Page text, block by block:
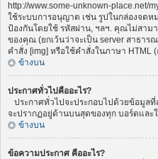
http://www.some-unknown-place.net/
ใช้ระบบการอนุญาต เช่น รูปในกล่องจดห
ป้องกันโดยใช้ รหัสผ่าน, ฯลฯ. คุณไม่สาม
ของคุณ (ยกเว้นว่าจะเป็น server สาธาร
คำสั่ง [img] หรือใช้คำสั่งในภาษา
ข้างบน
ประกาศทั่วไปคืออะไร?
ประกาศทั่วไปจะประกอบไปด้วยข้อมู
จะปรากฏอยู่ด้านบนสุดของทุก บอร์ดแล
ข้างบน
ข้อความประกาศ คืออะไร?